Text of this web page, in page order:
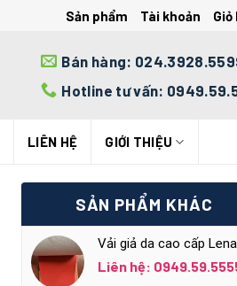
Sản phẩm Tài khoản Giỏ
Bán hàng:
Hotline tư vấn:
LIÊN HỆ GIỚI THIỆU
SẢN PHẨM KHÁC
Vải giả da cao cấp
Liên hệ: